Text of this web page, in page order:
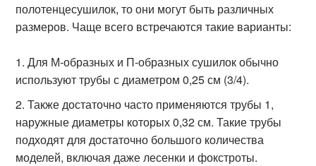
полотенцесушилок, то они могут быть различных
размеров. Чаще всего встречаются такие варианты:
Для М-образных и П-образных сушилок обычно
используют трубы с диаметром 0,25 см (3/4).
Также достаточно часто применяются трубы 1,
наружные диаметры которых 0,32 см. Такие трубы
подходят для достаточно большого количества
моделей, включая даже лесенки и фокстроты.